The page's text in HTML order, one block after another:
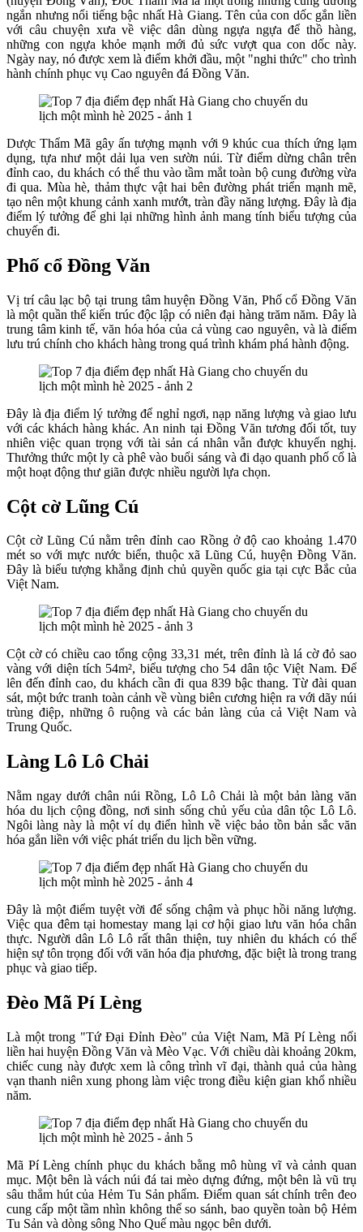
ngắn nhưng nổi tiếng bậc nhất Hà Giang. Tên của con dốc gắn liền
với câu chuyện xưa về việc dân dùng ngựa ngựa để thồ hàng,
những con ngựa khỏe mạnh mới đủ sức vượt qua con dốc này.
Ngày nay, nó được xem là điểm khởi đầu, một "nghi thức" cho trình
hành chính phục vụ Cao nguyên đá Đồng Văn.
Dược Thẩm Mã gây ấn tượng mạnh với 9 khúc cua thích ứng lạm
dụng, tựa như một dải lụa ven sườn núi. Từ điểm dừng chân trên
đỉnh cao, du khách có thể thu vào tầm mắt toàn bộ cung đường vừa
đi qua. Mùa hè, thảm thực vật hai bên đường phát triển mạnh mẽ,
tạo nên một khung cảnh xanh mướt, tràn đầy năng lượng. Đây là địa
điểm lý tưởng để ghi lại những hình ảnh mang tính biểu tượng của
chuyến đi.
Phố cổ Đồng Văn
Vị trí câu lạc bộ tại trung tâm huyện Đồng Văn, Phố cổ Đồng Văn
là một quần thể kiến trúc độc lập có niên đại hàng trăm năm. Đây là
trung tâm kinh tế, văn hóa hóa của cả vùng cao nguyên, và là điểm
lưu trú chính cho khách hàng trong quá trình khám phá hành động.
Đây là địa điểm lý tưởng để nghỉ ngơi, nạp năng lượng và giao lưu
với các khách hàng khác. An ninh tại Đồng Văn tương đối tốt, tuy
nhiên việc quan trọng với tài sản cá nhân vẫn được khuyến nghị.
Thưởng thức một ly cà phê vào buổi sáng và đi dạo quanh phố cổ là
một hoạt động thư giãn được nhiều người lựa chọn.
Cột cờ Lũng Cú
Cột cờ Lũng Cú nằm trên đỉnh cao Rồng ở độ cao khoảng 1.470
mét so với mực nước biển, thuộc xã Lũng Cú, huyện Đồng Văn.
Đây là biểu tượng khẳng định chủ quyền quốc gia tại cực Bắc của
Việt Nam.
Cột cờ có chiều cao tổng cộng 33,31 mét, trên đỉnh là lá cờ đỏ sao
vàng với diện tích 54m², biểu tượng cho 54 dân tộc Việt Nam. Để
lên đến đỉnh cao, du khách cần đi qua 839 bậc thang. Từ đài quan
sát, một bức tranh toàn cảnh về vùng biên cương hiện ra với dãy núi
trùng điệp, những ô ruộng và các bản làng của cả Việt Nam và
Trung Quốc.
Làng Lô Lô Chải
Nằm ngay dưới chân núi Rồng, Lô Lô Chải là một bản làng văn
hóa du lịch cộng đồng, nơi sinh sống chủ yếu của dân tộc Lô Lô.
Ngôi làng này là một ví dụ điển hình về việc bảo tồn bản sắc văn
hóa gắn liền với việc phát triển du lịch bền vững.
Đây là một điểm tuyệt vời để sống chậm và phục hồi năng lượng.
Việc qua đêm tại homestay mang lại cơ hội giao lưu văn hóa chân
thực. Người dân Lô Lô rất thân thiện, tuy nhiên du khách có thể
hiện sự tôn trọng đối với văn hóa địa phương, đặc biệt là trong trang
phục và giao tiếp.
Đèo Mã Pí Lèng
Là một trong "Tứ Đại Đỉnh Đèo" của Việt Nam, Mã Pí Lèng nối
liền hai huyện Đồng Văn và Mèo Vạc. Với chiều dài khoảng 20km,
chiếc cung này được xem là công trình vĩ đại, thành quả của hàng
vạn thanh niên xung phong làm việc trong điều kiện gian khổ nhiều
năm.
Mã Pí Lèng chính phục du khách bằng mô hùng vĩ và cảnh quan
mục. Một bên là vách núi đá tai mèo dựng đứng, một bên là vũ trụ
sâu thẳm hút của Hẻm Tu Sản phẩm. Điểm quan sát chính trên đeo
cung cấp một tầm nhìn không thể so sánh, bao quyền toàn bộ Hẻm
Tu Sản và dòng sông Nho Quế màu ngọc bên dưới.